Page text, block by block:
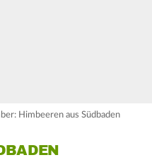
Himbeeren aus Südbaden